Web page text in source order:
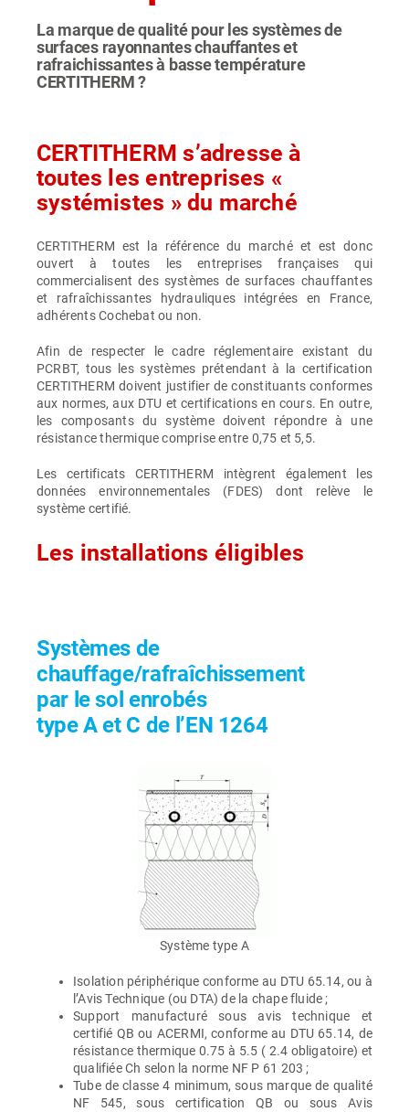
La marque de qualité pour les systèmes de
surfaces rayonnantes chauffantes et
rafraichissantes à basse température
CERTITHERM ?
CERTITHERM s’adresse à
toutes les entreprises «
systémistes » du marché
CERTITHERM est la référence du marché et est donc
ouvert à toutes les entreprises françaises qui
commercialisent des systèmes de surfaces chauffantes
et rafraîchissantes hydrauliques intégrées en France,
adhérents Cochebat ou non.
Afin de respecter le cadre réglementaire existant du
PCRBT, tous les systèmes prétendant à la certification
CERTITHERM doivent justifier de constituants conformes
aux normes, aux DTU et certifications en cours. En outre,
les composants du système doivent répondre à une
résistance thermique comprise entre 0,75 et 5,5.
Les certificats CERTITHERM intègrent également les
données environnementales (FDES) dont relève le
système certifié.
Les installations éligibles
Systèmes de
chauffage/rafraîchissement
par le sol enrobés
type A et C de l’EN 1264
Système type A
Isolation périphérique conforme au DTU 65.14, ou à
l’Avis Technique (ou DTA) de la chape fluide ;
Support manufacturé sous avis technique et
certifié QB ou ACERMI, conforme au DTU 65.14, de
résistance thermique 0.75 à 5.5 ( 2.4 obligatoire) et
qualifiée Ch selon la norme NF P 61 203 ;
Tube de classe 4 minimum, sous marque de qualité
NF 545, sous certification QB ou sous Avis